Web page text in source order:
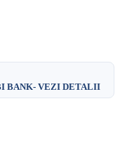
BANK- VEZI DETALII